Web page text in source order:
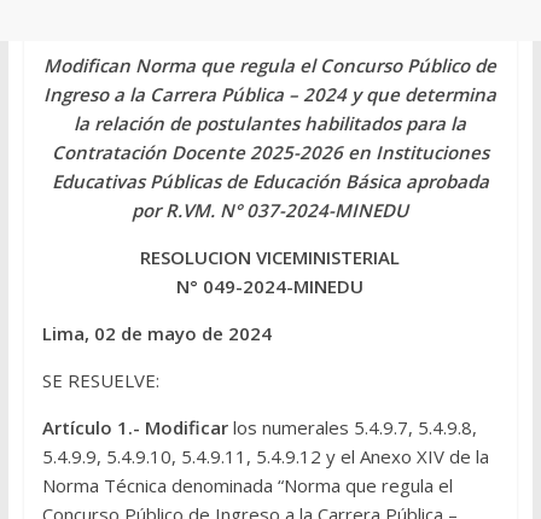
Modifican Norma que regula el Concurso Público de
Ingreso a la Carrera Pública – 2024 y que determina
la relación de postulantes habilitados para la
Contratación Docente 2025-2026 en Instituciones
Educativas Públicas de Educación Básica aprobada
por R.VM. N° 037-2024-MINEDU
RESOLUCION VICEMINISTERIAL
N° 049-2024-MINEDU
Lima, 02 de mayo de 2024
SE RESUELVE:
Artículo 1.- Modificarlos numerales 5.4.9.7, 5.4.9.8,
5.4.9.9, 5.4.9.10, 5.4.9.11, 5.4.9.12 y el Anexo XIV de la
Norma Técnica denominada “Norma que regula el